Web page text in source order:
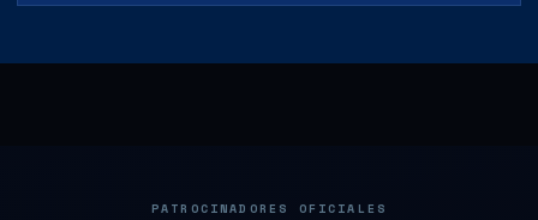
PATROCINADORES OFICIALES